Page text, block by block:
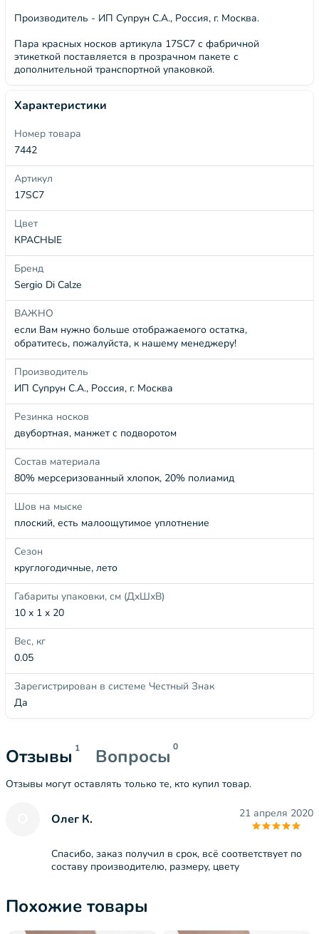
Производитель - ИП Супрун С.А., Россия, г. Москва.
Пара красных носков артикула 17SC7 с фабричной
этикеткой поставляется в прозрачном пакете с
дополнительной транспортной упаковкой.
Характеристики
Номер товара
7442
Артикул
17SC7
Цвет
КРАСНЫЕ
Бренд
Sergio Di Calze
ВАЖНО
если Вам нужно больше отображаемого остатка,
обратитесь, пожалуйста, к нашему менеджеру!
Производитель
ИП Супрун С.А., Россия, г. Москва
Резинка носков
двубортная, манжет с подворотом
Состав материала
80% мерсеризованный хлопок, 20% полиамид
Шов на мыске
плоский, есть малоощутимое уплотнение
Сезон
круглогодичные, лето
Габариты упаковки, см (ДхШхВ)
10 x 1 x 20
Вес, кг
0.05
Зарегистрирован в системе Честный Знак
Да
Отзывы 1 Вопросы 0
Отзывы могут оставлять только те, кто купил товар.
Олег К. 21 апреля 2020
Спасибо, заказ получил в срок, всё соответствует по
составу производителю, размеру, цвету
Похожие товары